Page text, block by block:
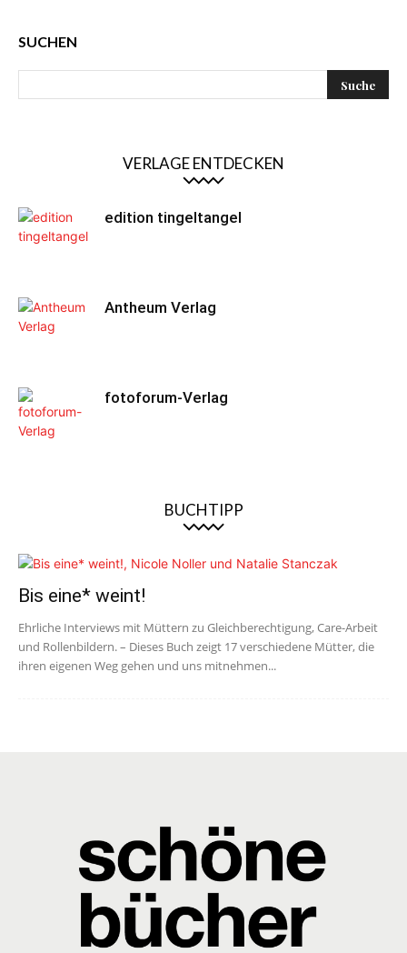
SUCHEN
VERLAGE ENTDECKEN
edition tingeltangel
Antheum Verlag
fotoforum-Verlag
BUCHTIPP
Bis eine* weint!
Ehrliche Interviews mit Müttern zu Gleichberechtigung, Care-Arbeit
und Rollenbildern. – Dieses Buch zeigt 17 verschiedene Mütter, die
ihren eigenen Weg gehen und uns mitnehmen...